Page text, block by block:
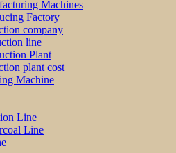
Machines
Factory
company
line
Plant
plant cost
Machine
Line
Line